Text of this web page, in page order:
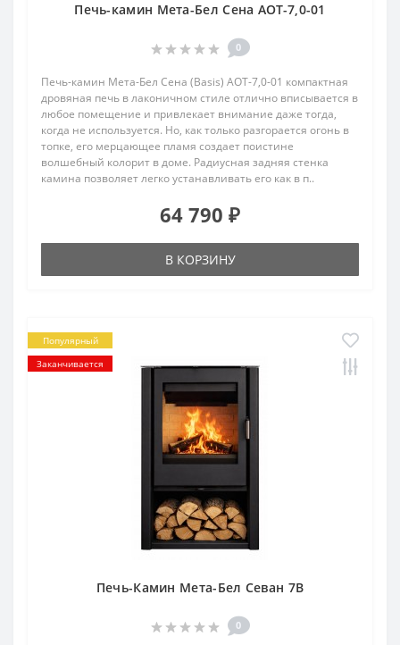
Печь-камин Мета-Бел Сена АОТ-7,0-01
0
Печь-камин Мета-Бел Сена (Basis) АОТ-7,0-01 компактная
дровяная печь в лаконичном стиле отлично вписывается в
любое помещение и привлекает внимание даже тогда,
когда не используется. Но, как только разгорается огонь в
топке, его мерцающее пламя создает поистине
волшебный колорит в доме. Радиусная задняя стенка
камина позволяет легко устанавливать его как в п..
64 790 ₽
В КОРЗИНУ
Популярный
Заканчивается
Печь-Камин Мета-Бел Севан 7В
0